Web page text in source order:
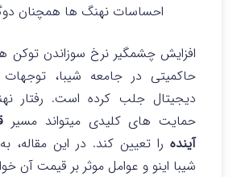
احساسات نهنگ ها همچنان
افزایش چشمگیر نرخ سوزاندن
حاکمیتی در جامعه شیبا، توجهات
دیجیتال جلب کرده است. رفتار
حمایت های کلیدی میتواند مسیر
آینده را تعیین کند. در این مقاله،
شیبا اینو و عوامل موثر بر قیمت آن